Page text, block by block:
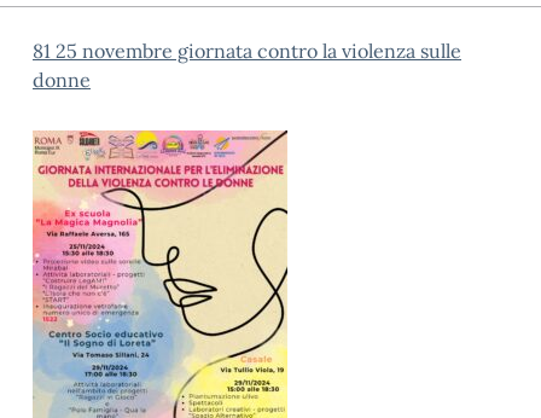
81 25 novembre giornata contro la violenza sulle
donne